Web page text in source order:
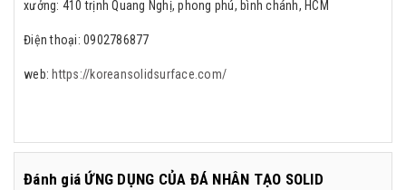
xưởng: 410 trịnh Quang Nghị, phong phú, bình chánh, HCM
Điện thoại: 0902786877
web: https://koreansolidsurface.com/
Đánh giáỨNG DỤNG CỦA ĐÁ NHÂN TẠO SOLID